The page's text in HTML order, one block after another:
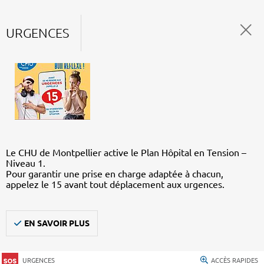
URGENCES
Le CHU de Montpellier active le Plan Hôpital en Tension –
Niveau 1.
Pour garantir une prise en charge adaptée à chacun,
appelez le 15 avant tout déplacement aux urgences.
EN SAVOIR PLUS
URGENCES ACCÈS RAPIDES